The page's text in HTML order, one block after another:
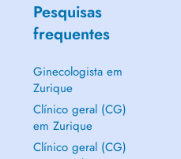
Pesquisas
frequentes
Ginecologista em
Zurique
Clínico geral (CG)
em Zurique
Clínico geral (CG)